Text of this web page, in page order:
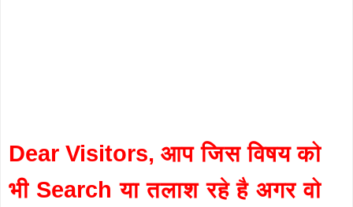
Dear Visitors, आप जिस विषय को
भी Search या तलाश रहे है अगर वो